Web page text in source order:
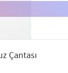
Çantası